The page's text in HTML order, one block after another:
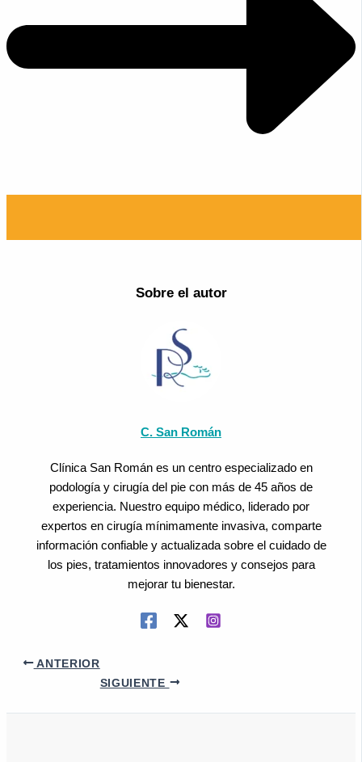
Sobre el autor
C. San Román
Clínica San Román es un centro especializado en
podología y cirugía del pie con más de 45 años de
experiencia. Nuestro equipo médico, liderado por
expertos en cirugía mínimamente invasiva, comparte
información confiable y actualizada sobre el cuidado de
los pies, tratamientos innovadores y consejos para
mejorar tu bienestar.
ANTERIOR
SIGUIENTE